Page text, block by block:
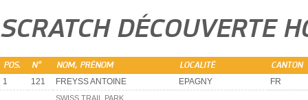
SCRATCH DÉCOUVERTE
POS. N° NOM, PRÉNOM LOCALITÉ CANTON
1 121 FREYSS ANTOINE EPAGNY FR
SWISS TRAIL PARK